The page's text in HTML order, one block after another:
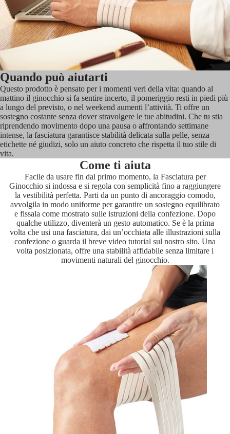
Quando può aiutarti
Questo prodotto è pensato per i momenti veri della vita: quando al
mattino il ginocchio si fa sentire incerto, il pomeriggio resti in piedi più
a lungo del previsto, o nel weekend aumenti l’attività. Ti offre un
sostegno costante senza dover stravolgere le tue abitudini. Che tu stia
riprendendo movimento dopo una pausa o affrontando settimane
intense, la fasciatura garantisce stabilità delicata sulla pelle, senza
etichette né giudizi, solo un aiuto concreto che rispetta il tuo stile di
vita.
Come ti aiuta
Facile da usare fin dal primo momento, la Fasciatura per
Ginocchio si indossa e si regola con semplicità fino a raggiungere
la vestibilità perfetta. Parti da un punto di ancoraggio comodo,
avvolgila in modo uniforme per garantire un sostegno equilibrato
e fissala come mostrato sulle istruzioni della confezione. Dopo
qualche utilizzo, diventerà un gesto automatico. Se è la prima
volta che usi una fasciatura, dai un’occhiata alle illustrazioni sulla
confezione o guarda il breve video tutorial sul nostro sito. Una
volta posizionata, offre una stabilità affidabile senza limitare i
movimenti naturali del ginocchio.